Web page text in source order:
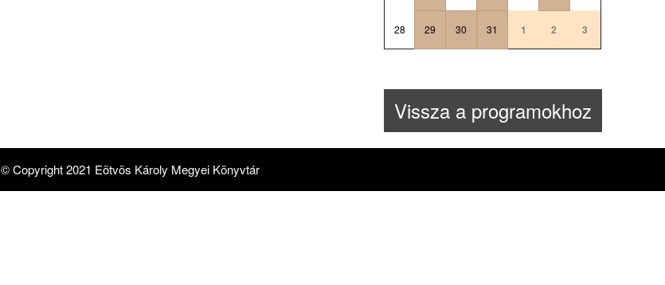
28 29 30 31 1 2 3
Vissza a programokhoz
© Copyright 2021 Eötvös Károly Megyei Könyvtár